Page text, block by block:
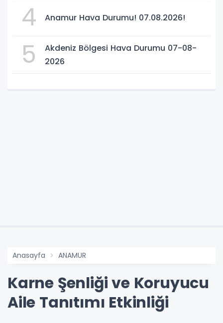
4 Anamur Hava Durumu! 07.08.2026!
5
Akdeniz Bölgesi Hava Durumu 07-08-
2026
Anasayfa ANAMUR
Karne Şenliği ve Koruyucu
Aile Tanıtımı Etkinliği